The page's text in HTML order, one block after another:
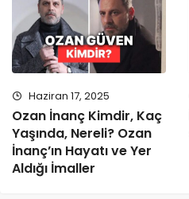
Haziran 17, 2025
Ozan İnanç Kimdir, Kaç
Yaşında, Nereli? Ozan
İnanç’ın Hayatı ve Yer
Aldığı İmaller